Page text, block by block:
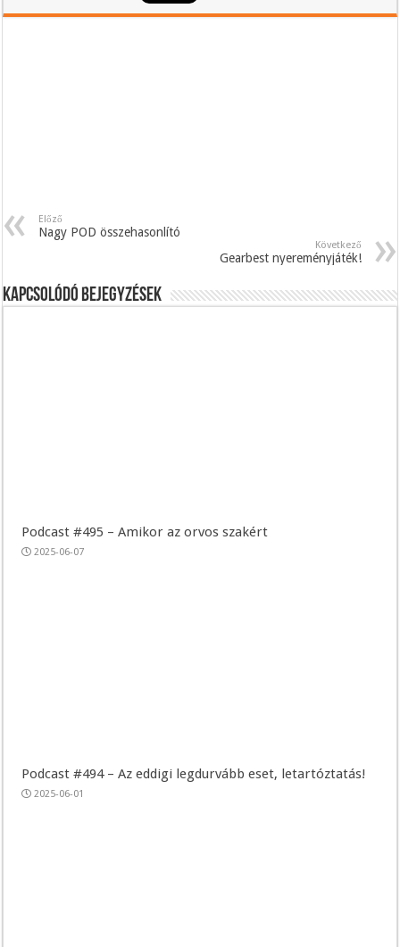
Előző
Nagy POD összehasonlító
Következő
Gearbest nyereményjáték!
Kapcsolódó bejegyzések
Podcast #495 – Amikor az orvos szakért
2025-06-07
Podcast #494 – Az eddigi legdurvább eset, letartóztatás!
2025-06-01